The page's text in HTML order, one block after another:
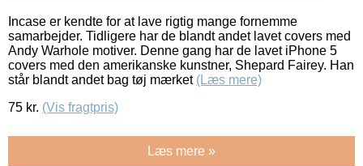
Incase er kendte for at lave rigtig mange fornemme
samarbejder. Tidligere har de blandt andet lavet covers med
Andy Warhole motiver. Denne gang har de lavet iPhone 5
covers med den amerikanske kunstner, Shepard Fairey. Han
står blandt andet bag tøj mærket (Læs mere)
75 kr. (Vis fragtpris)
Læs mere »